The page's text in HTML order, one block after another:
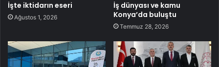
İşte iktidarın eseri
Ağustos 1, 2026
İş dünyası ve kamu
Konya’da buluştu
Temmuz 28, 2026